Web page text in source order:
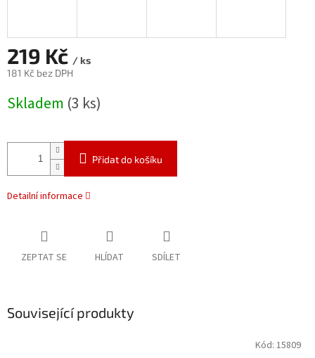
219 Kč / ks
181 Kč bez DPH
cena:
Skladem (3 ks)
Přidat do košíku
Detailní informace
ZEPTAT SE HLÍDAT SDÍLET
Související produkty
Kód: 15809